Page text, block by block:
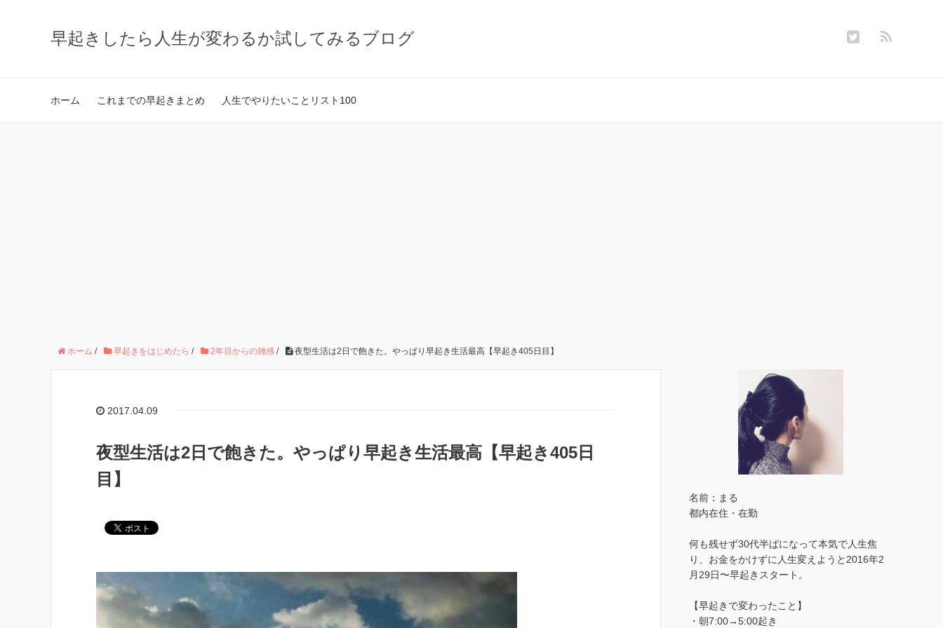
早起きしたら人生が変わるか試してみるブログ
ホーム これまでの早起きまとめ 人生でやりたいことリスト100
ホーム / 早起きをはじめたら / 2年目からの雑感 / 夜型生活は2日で飽きた。やっぱり早起き生活最高【早起き405日目】
2017.04.09
夜型生活は2日で飽きた。やっぱり早起き生活最高【早起き405日
目】
名前：まる
都内在住・在勤
何も残せず30代半ばになって本気で人生焦
り、お金をかけずに人生変えようと2016年2
月29日〜早起きスタート。
【早起きで変わったこと】
・朝7:00→5:00起き